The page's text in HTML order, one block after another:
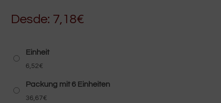
Desde: 7,18€
Einheit
6,52€
Packung mit 6 Einheiten
36,67€